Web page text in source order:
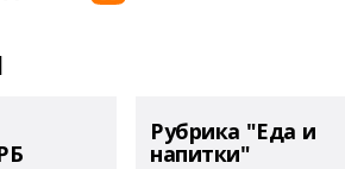
Рубрика "Еда и
напитки"